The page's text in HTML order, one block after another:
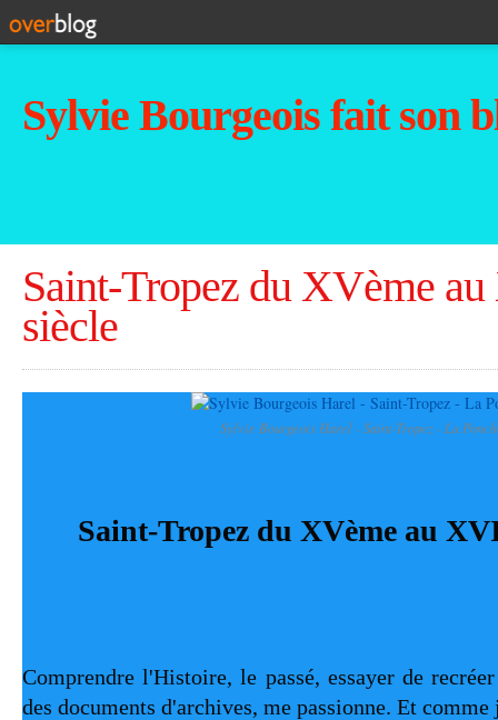
Sylvie Bourgeois fait son
Saint-Tropez du XVème
siècle
Sylvie Bourgeois Harel - Saint-Tropez - La
Saint-Tropez du XVème au
Comprendre l'Histoire, le passé, essayer de
des documents d'archives, me passionne. Et